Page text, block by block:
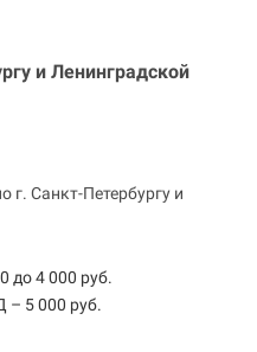
и Ленинградской
г. Санкт-Петербургу и
до 4 000 руб.
– 5 000 руб.